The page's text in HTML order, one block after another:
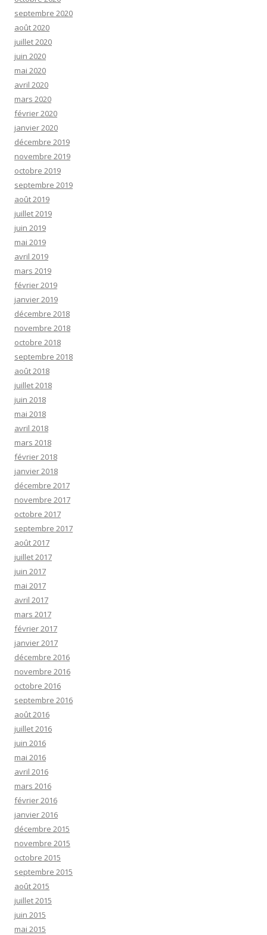
septembre 2020
août 2020
juillet 2020
juin 2020
mai 2020
avril 2020
mars 2020
février 2020
janvier 2020
décembre 2019
novembre 2019
octobre 2019
septembre 2019
août 2019
juillet 2019
juin 2019
mai 2019
avril 2019
mars 2019
février 2019
janvier 2019
décembre 2018
novembre 2018
octobre 2018
septembre 2018
août 2018
juillet 2018
juin 2018
mai 2018
avril 2018
mars 2018
février 2018
janvier 2018
décembre 2017
novembre 2017
octobre 2017
septembre 2017
août 2017
juillet 2017
juin 2017
mai 2017
avril 2017
mars 2017
février 2017
janvier 2017
décembre 2016
novembre 2016
octobre 2016
septembre 2016
août 2016
juillet 2016
juin 2016
mai 2016
avril 2016
mars 2016
février 2016
janvier 2016
décembre 2015
novembre 2015
octobre 2015
septembre 2015
août 2015
juillet 2015
juin 2015
mai 2015